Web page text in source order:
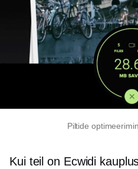
Piltide
Kui teil on Ecwidi